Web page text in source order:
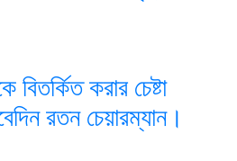
বিতর্কিত করার চেষ্টা
রতন চেয়ারম্যান।